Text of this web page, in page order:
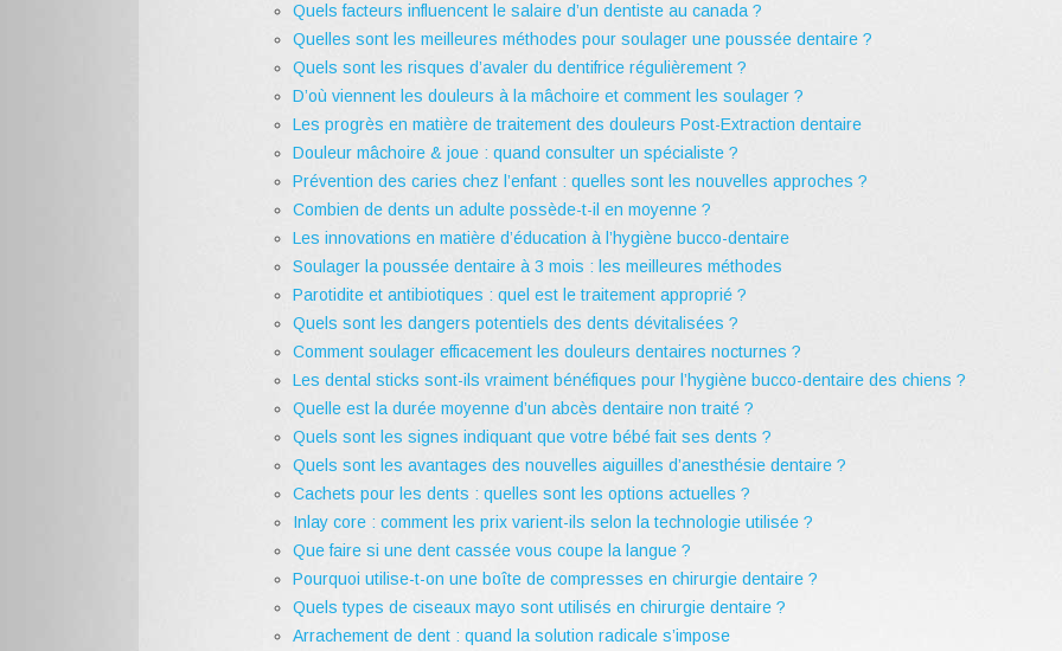
Quels facteurs influencent le salaire d’un dentiste au canada ?
Quelles sont les meilleures méthodes pour soulager une poussée dentaire ?
Quels sont les risques d’avaler du dentifrice régulièrement ?
D’où viennent les douleurs à la mâchoire et comment les soulager ?
Les progrès en matière de traitement des douleurs Post-Extraction dentaire
Douleur mâchoire & joue : quand consulter un spécialiste ?
Prévention des caries chez l’enfant : quelles sont les nouvelles approches ?
Combien de dents un adulte possède-t-il en moyenne ?
Les innovations en matière d’éducation à l’hygiène bucco-dentaire
Soulager la poussée dentaire à 3 mois : les meilleures méthodes
Parotidite et antibiotiques : quel est le traitement approprié ?
Quels sont les dangers potentiels des dents dévitalisées ?
Comment soulager efficacement les douleurs dentaires nocturnes ?
Les dental sticks sont-ils vraiment bénéfiques pour l’hygiène bucco-dentaire des chiens ?
Quelle est la durée moyenne d’un abcès dentaire non traité ?
Quels sont les signes indiquant que votre bébé fait ses dents ?
Quels sont les avantages des nouvelles aiguilles d’anesthésie dentaire ?
Cachets pour les dents : quelles sont les options actuelles ?
Inlay core : comment les prix varient-ils selon la technologie utilisée ?
Que faire si une dent cassée vous coupe la langue ?
Pourquoi utilise-t-on une boîte de compresses en chirurgie dentaire ?
Quels types de ciseaux mayo sont utilisés en chirurgie dentaire ?
Arrachement de dent : quand la solution radicale s’impose